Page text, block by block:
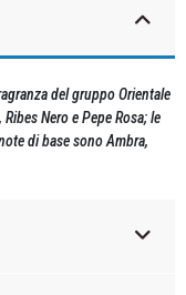
del gruppo Orientale
Nero e Pepe Rosa; le
di base sono Ambra,